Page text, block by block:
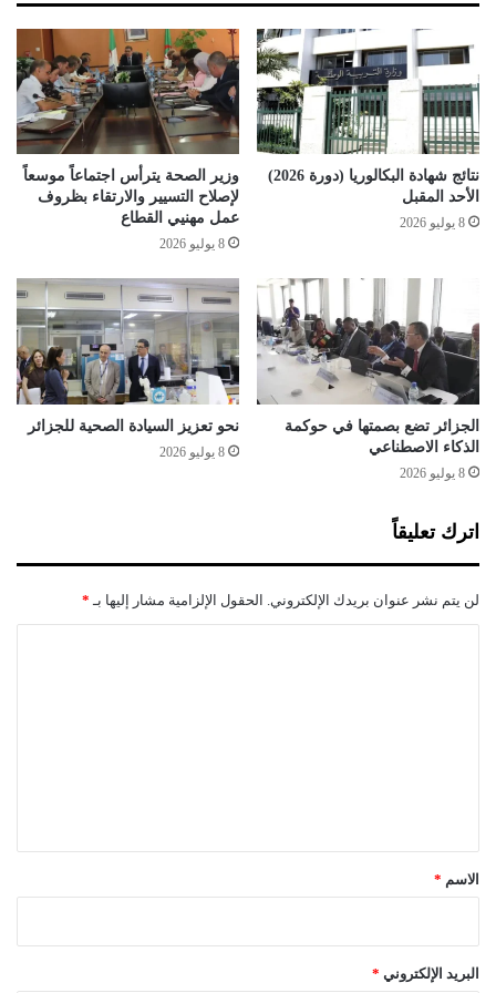
ض
ج
و
د
ة
ا
ت
ع
و
ل
و
ة
ي
س
ك
ل
ج
و
ن
ب
ت
ص
ا
نتائج شهادة البكالوريا (دورة 2026)
الأحد المقبل
8 يوليو 2026
وزير الصحة يترأس اجتماعاً موسعاً
لإصلاح التسيير والارتقاء بظروف
عمل مهنيي القطاع
8 يوليو 2026
الجزائر تضع بصمتها في حوكمة
الذكاء الاصطناعي
8 يوليو 2026
نحو تعزيز السيادة الصحية للجزائر
8 يوليو 2026
اترك تعليقاً
لن يتم نشر عنوان بريدك الإلكتروني. الحقول الإلزامية مشار إليها بـ *
*
الاسم *
البريد الإلكتروني *